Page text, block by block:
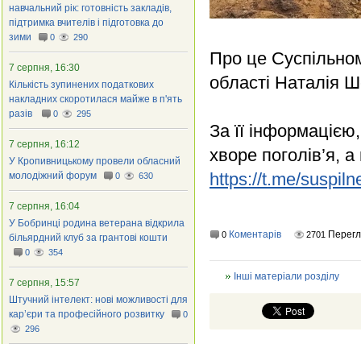
Про це
області Наталія
За її
хворе поголів’я,
https://t.me/
0 Коментарів 2701
Інші матеріали розділу
навчальний рік: готовність закладів,
підтримка вчителів і підготовка до
зими
0 290
7 серпня, 16:30
Кількість зупинених податкових
накладних скоротилася майже в п'ять
разів
0 295
7 серпня, 16:12
У Кропивницькому провели обласний
молодіжний форум
0 630
7 серпня, 16:04
У Бобринці родина ветерана відкрила
більярдний клуб за грантові кошти
0 354
7 серпня, 15:57
Штучний інтелект: нові можливості для
кар’єри та професійного розвитку
0
296